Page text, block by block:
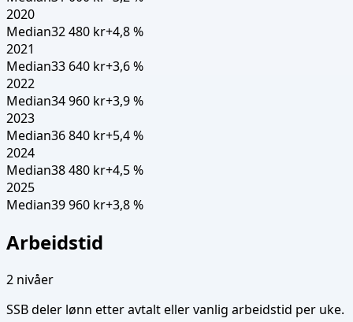
2020
Median32 480 kr+4,8%
2021
Median33 640 kr+3,6%
2022
Median34 960 kr+3,9%
2023
Median36 840 kr+5,4%
2024
Median38 480 kr+4,5%
2025
Median39 960 kr+3,8%
Arbeidstid
2 nivåer
SSB deler lønn etter avtalt eller vanlig arbeidstid per uke.